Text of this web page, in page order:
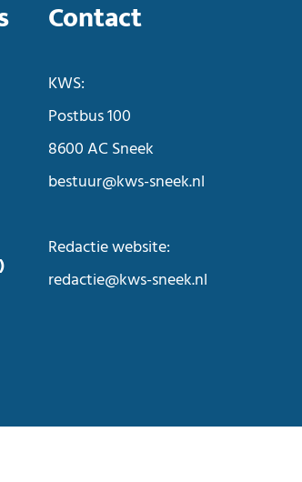
Contact
KWS:
Postbus 100
8600 AC Sneek
bestuur@kws-sneek.nl
Redactie website:
redactie@kws-sneek.nl